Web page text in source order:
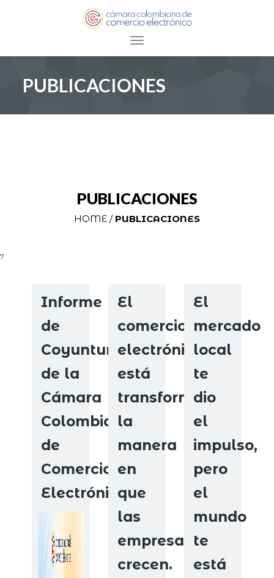
Toggle navigation
PUBLICACIONES
PUBLICACIONES
HOME / PUBLICACIONES
7
Informe
de
Coyuntura
de la
Cámara
Colombiana
de
Comercio
Electrónico.
El
comercio
electrónico
está
transformando
la
manera
en
que
las
empresas
crecen.
El
mercado
local
te
dio
el
impulso,
pero
el
mundo
te
está